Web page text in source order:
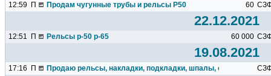
12:59 П Продам чугунные трубы и рельсы Р50 60
22.12.2021
12:51 П Рельсы р-50 р-65 60 000
19.08.2021
17:16 П Продаю рельсы, накладки, подкладки, шпалы, стрелки,